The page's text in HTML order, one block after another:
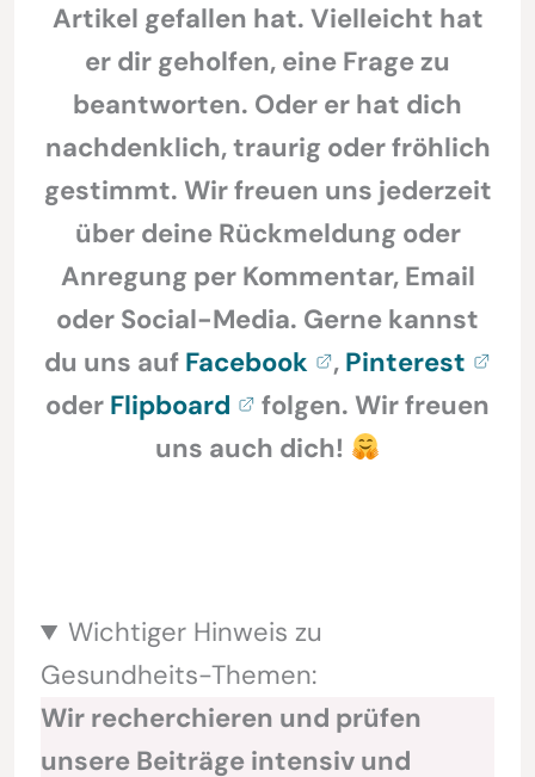
Artikel gefallen hat. Vielleicht hat
er dir geholfen, eine Frage zu
beantworten. Oder er hat dich
nachdenklich, traurig oder fröhlich
gestimmt. Wir freuen uns jederzeit
über deine Rückmeldung oder
Anregung per Kommentar, Email
oder Social-Media. Gerne kannst
du uns auf Facebook , Pinterest
oder Flipboard
folgen. Wir freuen
uns auch dich!
Wichtiger Hinweis zu
Gesundheits-Themen:
Wir recherchieren und prüfen
unsere Beiträge intensiv und